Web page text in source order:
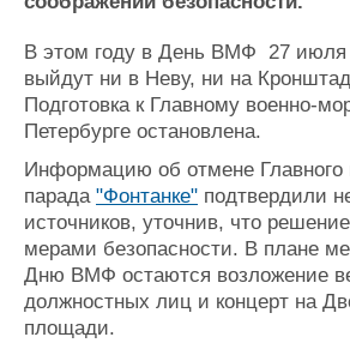
Репутация
Работа
Крюинг
Журнал
Реклама
Изделия
Материалы
Услуги
Конференции
Выставки и семинары
Личности
Словарь
Флот
Форум
В этом году в День ВМФ 27 июля
выйдут ни в Неву, ни на
Подготовка к Главному военно-
Петербурге остановлена.
Информацию об отмене Главного
парада "Фонтанке" подтвердили
источников, уточнив, что
мерами безопасности. В плане
Дню ВМФ остаются возложение
должностных лиц и концерт на
площади.